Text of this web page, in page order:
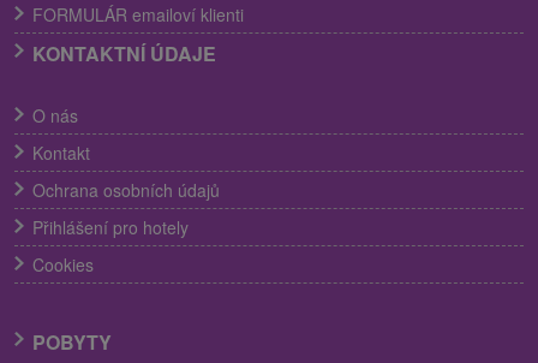
FORMULÁR emailoví klienti
KONTAKTNÍ ÚDAJE
O nás
Kontakt
Ochrana osobních údajů
Přihlášení pro hotely
Cookies
POBYTY